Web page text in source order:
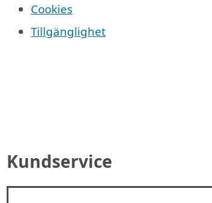
Cookies
Tillgänglighet
Kundservice